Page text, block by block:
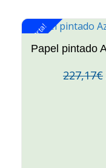
¡Oferta!
Papel pintado
227,17€